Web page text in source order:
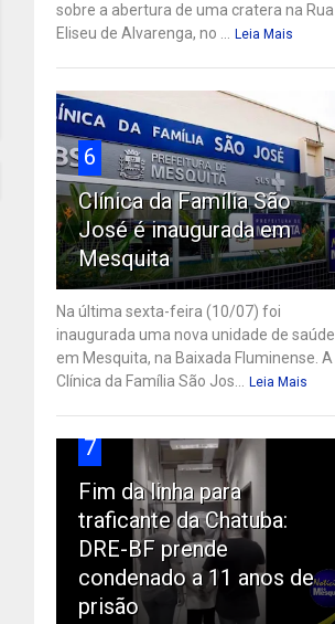
sobre a abertura de uma cratera na Rua
Eliseu de Alvarenga, no ... Leia Mais
6
Clínica da Família São
José é inaugurada em
Mesquita
Na última sexta-feira (10/07) foi
inaugurada uma nova unidade de saúde
em Mesquita, na Baixada Fluminense. A
Clínica da Família São Jos... Leia Mais
7
Fim da linha para
traficante da Chatuba:
DRE-BF prende
condenado a 11 anos de
prisão